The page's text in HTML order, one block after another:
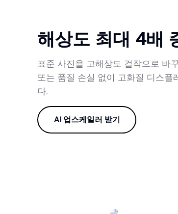
해상도 최대 4배
표준 사진을 고해상도 걸작으로 바
또는 품질 손실 없이 고화질 디스플
다.
AI 업스케일러 받기